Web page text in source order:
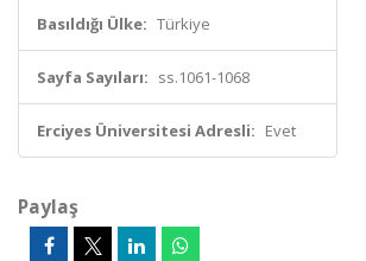
Basıldığı Ülke: Türkiye
Sayfa Sayıları: ss.1061-1068
Erciyes Üniversitesi Adresli: Evet
Paylaş